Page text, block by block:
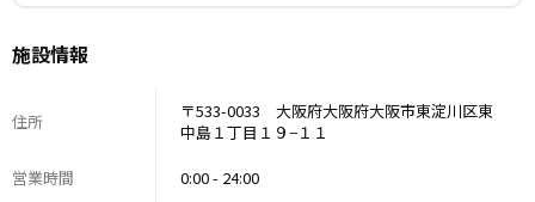
施設情報
住所
〒533-0033 大阪府大阪府大阪市東淀川区東
中島１丁目１９−１１
営業時間
0:00 - 24:00